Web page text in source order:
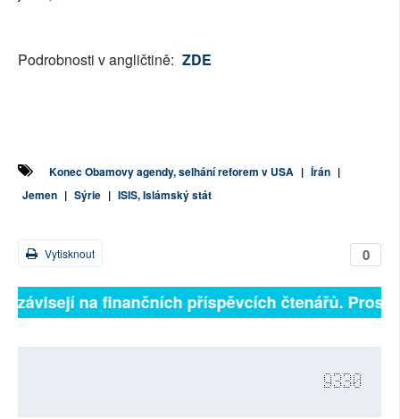
Podrobnosti v angličtině: ZDE
Konec Obamovy agendy, selhání reforem v USA | Írán |
Jemen | Sýrie | ISIS, Islámský stát
0
Vytisknout
na finančních příspěvcích čtenářů.
9330